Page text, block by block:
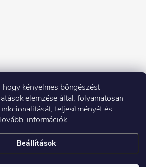
kényelmes böngészést
elemzése által, folyamatosan
teljesítményét és
információk
Beállítások
Elektroshock.hu. Minden jog fenntartva.